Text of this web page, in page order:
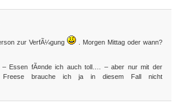
zur VerfÃ¼gung . Morgen Mittag oder wann?
– Essen fÃ¤nde ich auch toll…. – aber nur mit der
Freese brauche ich ja in diesem Fall nicht